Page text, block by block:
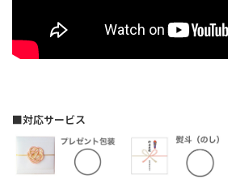
■対応サービス